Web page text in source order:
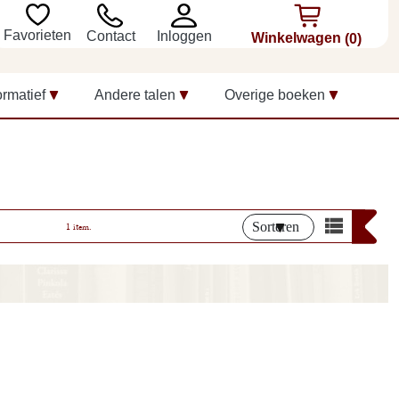
Favorieten Contact Inloggen Winkelwagen (0)
Andere talen Overige boeken
1 item. Sorteren